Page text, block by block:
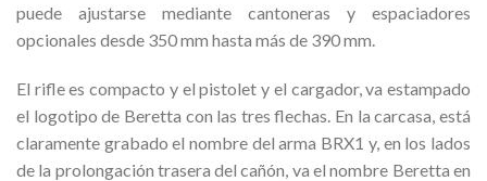
puede ajustarse mediante cantoneras y espaciadores
opcionales desde 350 mm hasta más de 390 mm.
El rifle es compacto y el pistolet y el cargador, va estampado
el logotipo de Beretta con las tres flechas. En la carcasa, está
claramente grabado el nombre del arma BRX1 y, en los lados
de la prolongación trasera del cañón, va el nombre Beretta en